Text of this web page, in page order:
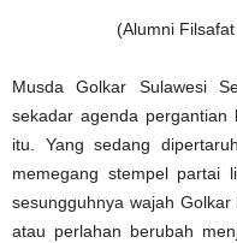
(Alumni
Musda Golkar Sulawesi
sekadar agenda
itu. Yang sedang
memegang stempel partai
sesungguhnya wajah
atau perlahan berubah